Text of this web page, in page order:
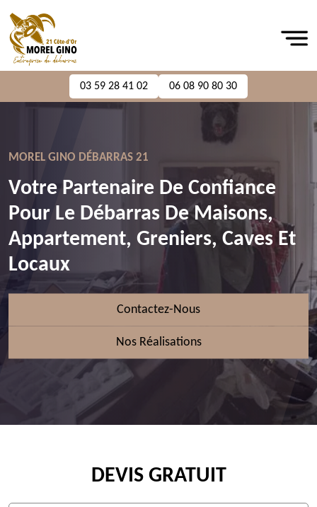
03 59 28 41 02 06 08 90 80 30
MOREL GINO DÉBARRAS 21
Votre Partenaire De Confiance
Pour Le Débarras De Maisons,
Appartement, Greniers, Caves Et
Locaux
Contactez-Nous
Nos Réalisations
DEVIS GRATUIT